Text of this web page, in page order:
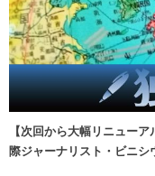
【次回から大幅リニュー
際ジャーナリスト・ビニシ